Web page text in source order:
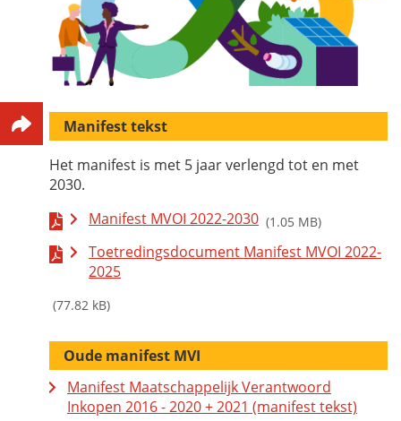
Manifest tekst
Het manifest is met 5 jaar verlengd tot en met
2030.
Manifest MVOI 2022-2030 (1.05 MB)
Toetredingsdocument Manifest MVOI 2022-
2025
(77.82 kB)
Oude manifest MVI
Manifest Maatschappelijk Verantwoord
Inkopen 2016 - 2020 + 2021 (manifest tekst)